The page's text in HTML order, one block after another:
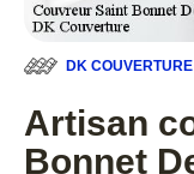
DK COUVERTURE
Artisan
Bonnet